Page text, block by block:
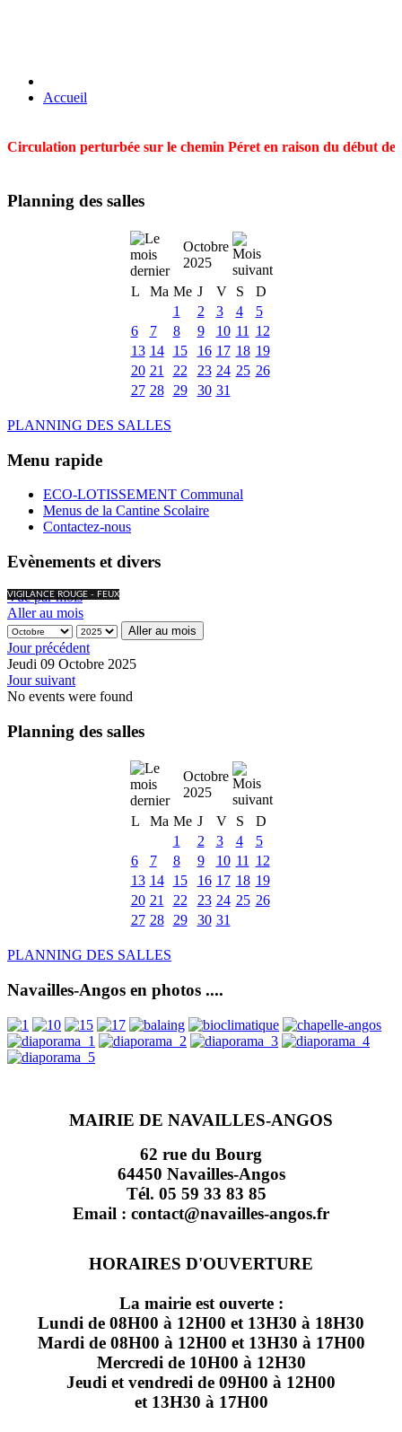
Accueil
Circulation perturbée sur le chemin Péret en raison du début
Planning des salles
Octobre
2025
L
Ma Me J V S
D
1
2 3 4
5
6
7 8 9 10 11
12
13 14 15 16 17 18 19
20 21 22 23 24 25 26
27 28 29 30 31
PLANNING DES SALLES
Menu rapide
ECO-LOTISSEMENT Communal
Menus de la Cantine Scolaire
Contactez-nous
Evènements et divers
VIGILANCE ROUGE - FEUX
Vue par mois
Aller au mois
Aller au mois
Jour précédent
Jeudi 09 Octobre 2025
Jour suivant
No events were found
Planning des salles
Octobre
2025
L
Ma Me J V S
D
1
2 3 4
5
6
7 8 9 10 11
12
13 14 15 16 17 18 19
20 21 22 23 24 25 26
27 28 29 30 31
PLANNING DES SALLES
Navailles-Angos en photos ....
MAIRIE DE NAVAILLES-ANGOS
62 rue du Bourg
64450 Navailles-Angos
Tél. 05 59 33 83 85
Email : contact@navailles-angos.fr
HORAIRES D'OUVERTURE
La mairie est ouverte :
Lundi de 08H00 à 12H00 et 13H30 à 18H30
Mardi de 08H00 à 12H00 et 13H30 à 17H00
Mercredi de 10H00 à 12H30
Jeudi et vendredi de 09H00 à 12H00
et 13H30 à 17H00